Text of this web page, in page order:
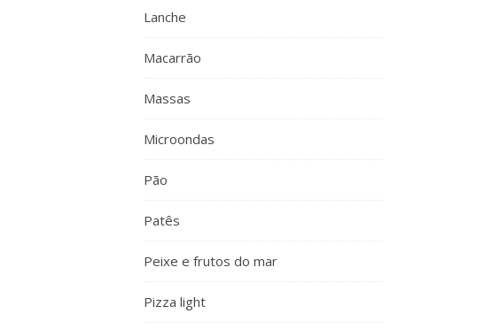
Lanche
Macarrão
Massas
Microondas
Pão
Patês
Peixe e frutos do mar
Pizza light